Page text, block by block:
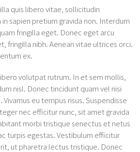
quis libero vitae, sollicitudin
sapien pretium gravida non. Interdum
fringilla eget. Donec eget arcu
fringilla nibh. Aenean vitae ultrices orci.
ex.
volutpat rutrum. In et sem mollis,
nisl. Donec tincidunt quam vel nisi
eu tempus risus. Suspendisse
nec efficitur nunc, sit amet gravida
morbi tristique senectus et netus
turpis egestas. Vestibulum efficitur
ut pharetra lectus tristique. Donec